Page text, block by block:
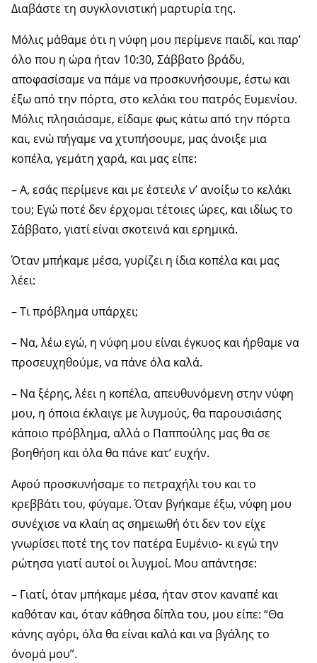
Διαβάστε τη συγκλονιστική μαρτυρία της.
Μόλις μάθαμε ότι η νύφη μου περίμενε παιδί, και παρ’
όλο που η ώρα ήταν 10:30, Σάββατο βράδυ,
αποφασίσαμε να πάμε να προσκυνήσουμε, έστω και
έξω από την πόρτα, στο κελάκι του πατρός Ευμενίου.
Μόλις πλησιάσαμε, είδαμε φως κάτω από την πόρτα
και, ενώ πήγαμε να χτυπήσουμε, μας άνοιξε μια
κοπέλα, γεμάτη χαρά, και μας είπε:
– Α, εσάς περίμενε και με έστειλε ν’ ανοίξω το κελάκι
του; Εγώ ποτέ δεν έρχομαι τέτοιες ώρες, και ιδίως το
Σάββατο, γιατί είναι σκοτεινά και ερημικά.
Όταν μπήκαμε μέσα, γυρίζει η ίδια κοπέλα και μας
λέει:
– Τι πρόβλημα υπάρχει;
– Να, λέω εγώ, η νύφη μου είναι έγκυος και ήρθαμε να
προσευχηθούμε, να πάνε όλα καλά.
– Να ξέρης, λέει η κοπέλα, απευθυνόμενη στην νύφη
μου, η όποια έκλαιγε με λυγμούς, θα παρουσιάσης
κάποιο πρόβλημα, αλλά ο Παππούλης μας θα σε
βοηθήση και όλα θα πάνε κατ’ ευχήν.
Αφού προσκυνήσαμε το πετραχήλι του και το
κρεββάτι του, φύγαμε. Όταν βγήκαμε έξω, νύφη μου
συνέχισε να κλαίη ας σημειωθή ότι δεν τον είχε
γνωρίσει ποτέ της τον πατέρα Ευμένιο- κι εγώ την
ρώτησα γιατί αυτοί οι λυγμοί. Μου απάντησε:
– Γιατί, όταν μπήκαμε μέσα, ήταν στον καναπέ και
καθόταν και, όταν κάθησα δίπλα του, μου είπε: “Θα
κάνης αγόρι, όλα θα είναι καλά και να βγάλης το
όνομά μου”.